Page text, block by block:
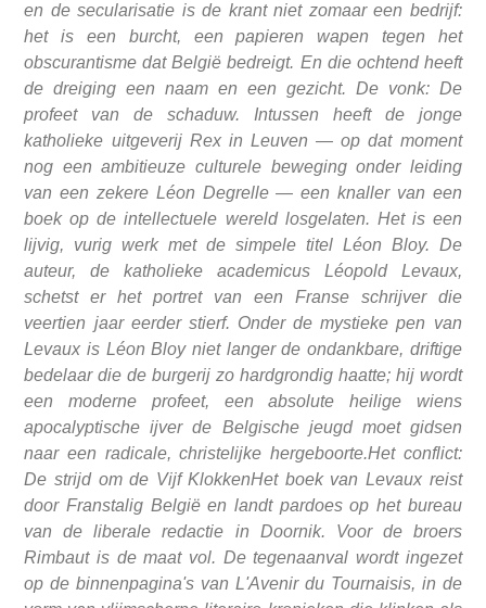
en de secularisatie is de krant niet zomaar een bedrijf:
het is een burcht, een papieren wapen tegen het
obscurantisme dat België bedreigt. En die ochtend heeft
de dreiging een naam en een gezicht. De vonk: De
profeet van de schaduw. Intussen heeft de jonge
katholieke uitgeverij Rex in Leuven — op dat moment
nog een ambitieuze culturele beweging onder leiding
van een zekere Léon Degrelle — een knaller van een
boek op de intellectuele wereld losgelaten. Het is een
lijvig, vurig werk met de simpele titel Léon Bloy. De
auteur, de katholieke academicus Léopold Levaux,
schetst er het portret van een Franse schrijver die
veertien jaar eerder stierf. Onder de mystieke pen van
Levaux is Léon Bloy niet langer de ondankbare, driftige
bedelaar die de burgerij zo hardgrondig haatte; hij wordt
een moderne profeet, een absolute heilige wiens
apocalyptische ijver de Belgische jeugd moet gidsen
naar een radicale, christelijke hergeboorte.Het conflict:
De strijd om de Vijf KlokkenHet boek van Levaux reist
door Franstalig België en landt pardoes op het bureau
van de liberale redactie in Doornik. Voor de broers
Rimbaut is de maat vol. De tegenaanval wordt ingezet
op de binnenpagina's van L'Avenir du Tournaisis, in de